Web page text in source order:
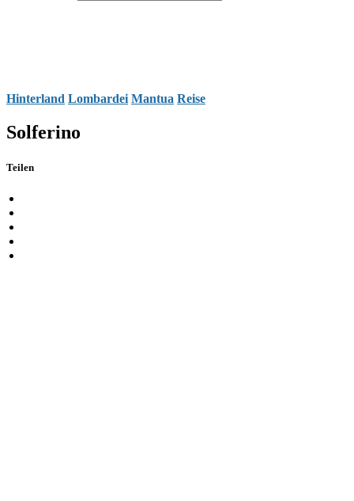
Hinterland Lombardei Mantua Reise
Solferino
Teilen